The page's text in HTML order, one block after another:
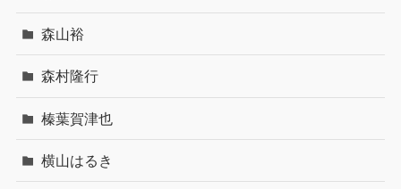
森山裕
森村隆行
榛葉賀津也
横山はるき